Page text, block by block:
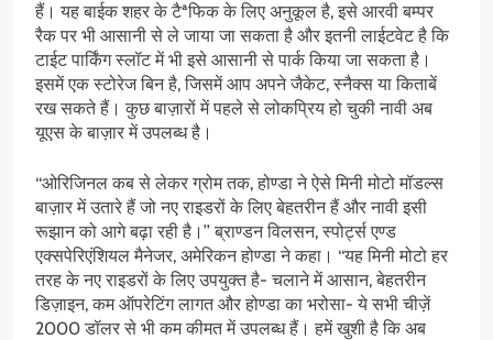
हैं। यह बाईक शहर के टैªफिक के लिए अनुकूल है, इसे आरवी बम्पर
रैक पर भी आसानी से ले जाया जा सकता है और इतनी लाईटवेट है कि
टाईट पार्किंग स्लॉट में भी इसे आसानी से पार्क किया जा सकता है।
इसमें एक स्टोरेज बिन है, जिसमें आप अपने जैकेट, स्नैक्स या किताबें
रख सकते हैं। कुछ बाज़ारों में पहले से लोकप्रिय हो चुकी नावी अब
यूएस के बाज़ार में उपलब्ध है।
‘‘ओरिजिनल कब से लेकर ग्रोम तक, होण्डा ने ऐसे मिनी मोटो मॉडल्स
बाज़ार में उतारे हैं जो नए राइडरों के लिए बेहतरीन हैं और नावी इसी
रूझान को आगे बढ़ा रही है।’’ ब्राण्डन विलसन, स्पोर्ट्स एण्ड
एक्सपेरिएंशियल मैनेजर, अमेरिकन होण्डा ने कहा। ‘‘यह मिनी मोटो हर
तरह के नए राइडरों के लिए उपयुक्त है- चलाने में आसान, बेहतरीन
डिज़ाइन, कम ऑपरेटिंग लागत और होण्डा का भरोसा- ये सभी चीज़ें
2000 डॉलर से भी कम कीमत में उपलब्ध हैं। हमें खुशी है कि अब